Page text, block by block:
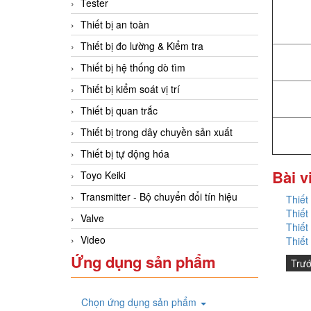
Tester
Thiết bị an toàn
Thiết bị đo lường & Kiểm tra
Thiết bị hệ thống dò tìm
Thiết bị kiểm soát vị trí
Thiết bị quan trắc
Thiết bị trong dây chuyền sản xuất
Thiết bị tự động hóa
Toyo Keiki
Transmitter - Bộ chuyển đổi tín hiệu
Valve
Video
Ứng dụng sản phẩm
Chọn ứng dụng sản phẩm
Bài
Thiết
Thiết
Thiết
Thiết